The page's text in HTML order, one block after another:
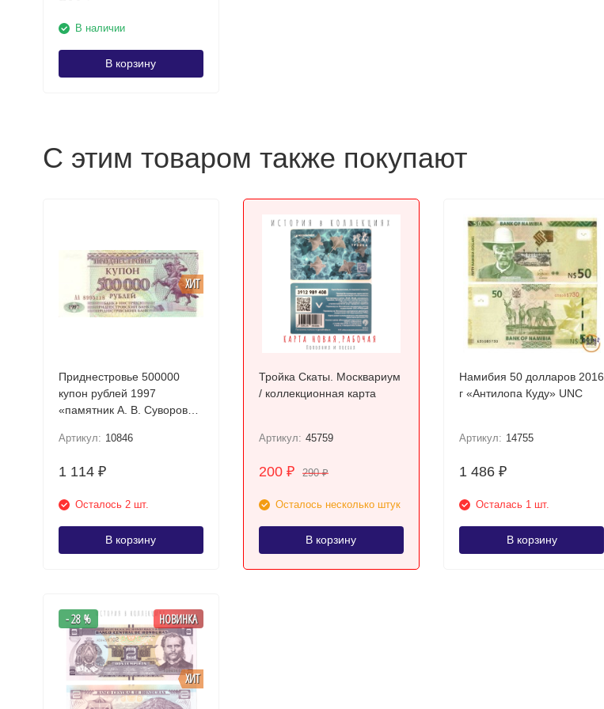
В наличии
В корзину
С этим товаром также покупают
ХИТ
Приднестровье 500000
купон рублей 1997
«памятник А. В. Суворову в
Артикул: 10846
1 114 ₽
Осталось 2 шт.
В корзину
Тройка Скаты. Москвариум
/ коллекционная карта
Артикул: 45759
200 ₽ 290₽
Осталось несколько штук
В корзину
Намибия 50 долларов 2016
г «Антилопа Куду» UNC
Артикул: 14755
1 486₽
Осталась 1 шт.
В корзину
ХИТ
- 28 % НОВИНКА